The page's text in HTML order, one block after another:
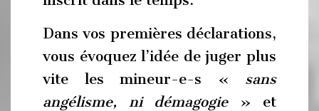
Dans vos premières déclarations,
vous évoquez l’idée de juger plus
vite les mineur-e-s « sans
angélisme, ni démagogie» et